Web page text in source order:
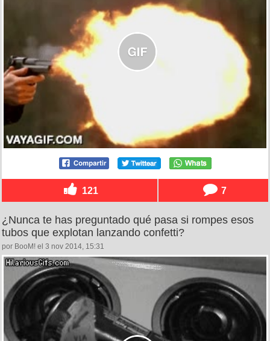
121 7
¿Nunca te has preguntado qué pasa si rompes esos
tubos que explotan lanzando confetti?
por BooM! el 3 nov 2014, 15:31